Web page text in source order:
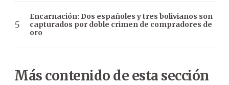
Encarnación: Dos españoles y tres bolivianos son
capturados por doble crimen de compradores de
oro
Más contenido de esta sección